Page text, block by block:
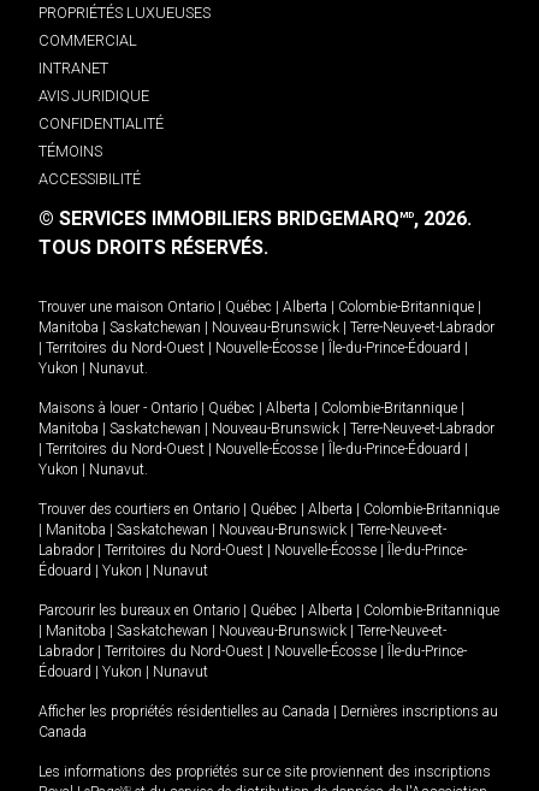
PROPRIÉTÉS LUXUEUSES
COMMERCIAL
INTRANET
AVIS JURIDIQUE
CONFIDENTIALITÉ
TÉMOINS
ACCESSIBILITÉ
© SERVICES IMMOBILIERS BRIDGEMARQMD, 2026.
TOUS DROITS RÉSERVÉS.
Trouver une maison Ontario | Québec | Alberta | Colombie-Britannique |
Manitoba | Saskatchewan | Nouveau-Brunswick | Terre-Neuve-et-Labrador
| Territoires du Nord-Ouest | Nouvelle-Écosse | Île-du-Prince-Édouard |
Yukon | Nunavut
Maisons à louer - Ontario | Québec | Alberta | Colombie-Britannique |
Manitoba | Saskatchewan | Nouveau-Brunswick | Terre-Neuve-et-Labrador
| Territoires du Nord-Ouest | Nouvelle-Écosse | Île-du-Prince-Édouard |
Yukon | Nunavut
Trouver des courtiers en Ontario | Québec | Alberta | Colombie-Britannique
| Manitoba | Saskatchewan | Nouveau-Brunswick | Terre-Neuve-et-
Labrador | Territoires du Nord-Ouest | Nouvelle-Écosse | Île-du-Prince-
Édouard | Yukon | Nunavut
Parcourir les bureaux en Ontario | Québec | Alberta | Colombie-Britannique
| Manitoba | Saskatchewan | Nouveau-Brunswick | Terre-Neuve-et-
Labrador | Territoires du Nord-Ouest | Nouvelle-Écosse | Île-du-Prince-
Édouard | Yukon | Nunavut
Afficher les propriétés résidentielles au Canada | Dernières inscriptions au
Canada
Les informations des propriétés sur ce site proviennent des inscriptions
MD